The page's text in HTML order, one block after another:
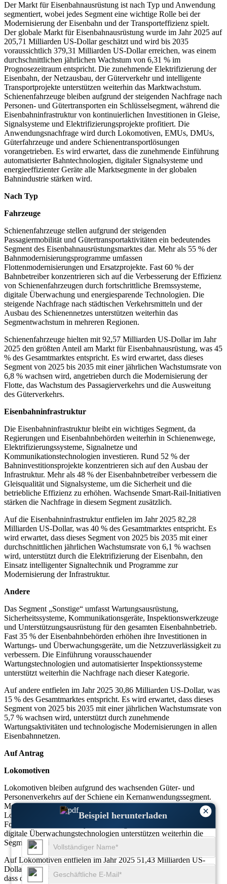
×
Beispiel herunterladen
Der Markt für Eisenbahnausrüstung ist nach Typ und Anwendung
segmentiert, wobei jedes Segment eine wichtige Rolle bei der
Modernisierung der Eisenbahn und der Transporteffizienz spielt.
Der globale Markt für Eisenbahnausrüstung wurde im Jahr 2025 auf
205,71 Milliarden US-Dollar geschätzt und wird bis 2035
voraussichtlich 379,31 Milliarden US-Dollar erreichen, was einem
durchschnittlichen jährlichen Wachstum von 6,31 % im
Prognosezeitraum entspricht. Die zunehmende Elektrifizierung der
Eisenbahn, der Netzausbau, der Güterverkehr und intelligente
Transportprojekte unterstützen weiterhin das Marktwachstum.
Schienenfahrzeuge bleiben aufgrund der steigenden Nachfrage nach
Personen- und Gütertransporten ein Schlüsselsegment, während die
Eisenbahninfrastruktur von kontinuierlichen Investitionen in Gleise,
Signalsysteme und Elektrifizierungsprojekte profitiert. Die
Anwendungsnachfrage wird durch Lokomotiven, EMUs, DMUs,
Güterfahrzeuge und andere Schienentransportlösungen
vorangetrieben. Es wird erwartet, dass die zunehmende Einführung
automatisierter Bahntechnologien, digitaler Signalsysteme und
energieeffizienter Geräte alle Marktsegmente in der globalen
Bahnindustrie stärken wird.
Nach Typ
Fahrzeuge
Schienenfahrzeuge stellen aufgrund der steigenden
Passagiermobilität und Gütertransportaktivitäten ein bedeutendes
Segment des Eisenbahnausrüstungsmarktes dar. Mehr als 55 % der
Bahnmodernisierungsprogramme umfassen
Flottenmodernisierungen und Ersatzprojekte. Fast 60 % der
Bahnbetreiber konzentrieren sich auf die Verbesserung der Effizienz
von Schienenfahrzeugen durch fortschrittliche Bremssysteme,
digitale Überwachung und energiesparende Technologien. Die
steigende Nachfrage nach städtischen Verkehrsmitteln und der
Ausbau des Schienennetzes unterstützen weiterhin das
Segmentwachstum in mehreren Regionen.
Schienenfahrzeuge hielten mit 92,57 Milliarden US-Dollar im Jahr
2025 den größten Anteil am Markt für Eisenbahnausrüstung, was 45
% des Gesamtmarktes entspricht. Es wird erwartet, dass dieses
Segment von 2025 bis 2035 mit einer jährlichen Wachstumsrate von
6,8 % wachsen wird, angetrieben durch die Modernisierung der
Flotte, das Wachstum des Passagierverkehrs und die Ausweitung
des Güterverkehrs.
Eisenbahninfrastruktur
Die Eisenbahninfrastruktur bleibt ein wichtiges Segment, da
Regierungen und Eisenbahnbehörden weiterhin in Schienenwege,
Elektrifizierungssysteme, Signalnetze und
Kommunikationstechnologien investieren. Rund 52 % der
Bahninvestitionsprojekte konzentrieren sich auf den Ausbau der
Infrastruktur. Mehr als 48 % der Eisenbahnbetreiber verbessern die
Gleisqualität und Signalsysteme, um die Sicherheit und die
betriebliche Effizienz zu erhöhen. Wachsende Smart-Rail-Initiativen
stärken die Nachfrage in diesem Segment zusätzlich.
Auf die Eisenbahninfrastruktur entfielen im Jahr 2025 82,28
Milliarden US-Dollar, was 40 % des Gesamtmarktes entspricht. Es
wird erwartet, dass dieses Segment von 2025 bis 2035 mit einer
durchschnittlichen jährlichen Wachstumsrate von 6,1 % wachsen
wird, unterstützt durch die Elektrifizierung der Eisenbahn, den
Einsatz intelligenter Signaltechnik und Programme zur
Modernisierung der Infrastruktur.
Andere
Das Segment „Sonstige“ umfasst Wartungsausrüstung,
Sicherheitssysteme, Kommunikationsgeräte, Inspektionswerkzeuge
und Unterstützungsausrüstung für den gesamten Eisenbahnbetrieb.
Fast 35 % der Eisenbahnbehörden erhöhen ihre Investitionen in
Wartungs- und Überwachungsgeräte, um die Netzzuverlässigkeit zu
verbessern. Die Einführung vorausschauender
Wartungstechnologien und automatisierter Inspektionssysteme
unterstützt weiterhin die Nachfrage nach dieser Kategorie.
Auf andere entfielen im Jahr 2025 30,86 Milliarden US-Dollar, was
15 % des Gesamtmarktes entspricht. Es wird erwartet, dass dieses
Segment von 2025 bis 2035 mit einer jährlichen Wachstumsrate von
5,7 % wachsen wird, unterstützt durch zunehmende
Wartungsaktivitäten und technologische Modernisierungen in allen
Eisenbahnnetzen.
Auf Antrag
Lokomotiven
Lokomotiven bleiben aufgrund des wachsenden Güter- und
Personenverkehrs auf der Schiene ein Kernanwendungssegment.
Mehr als 58 % der Bahnbetreiber investieren in effiziente
Lokomotivtechnologien, um die Betriebsleistung zu verbessern.
Fortschrittliche Antriebssysteme, energieeffiziente Motoren und
digitale Überwachungstechnologien unterstützen weiterhin die
Segmententwicklung in den wichtigsten Eisenbahnmärkten.
Auf Lokomotiven entfielen im Jahr 2025 51,43 Milliarden US-
Dollar, was 25 % des Gesamtmarktes entspricht. Es wird erwartet,
dass dieses Segment von 2025 bis 2035 mit einer jährlichen